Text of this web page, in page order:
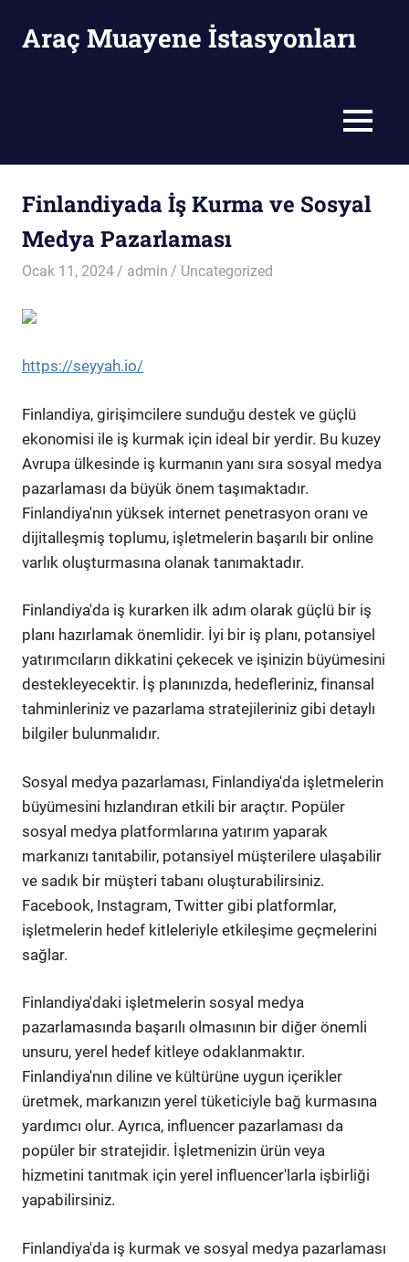
Araç Muayene İstasyonları
MENU
Finlandiyada İş Kurma ve Sosyal
Medya Pazarlaması
Ocak 11, 2024 admin Uncategorized
https://seyyah.io/
Finlandiya, girişimcilere sunduğu destek ve güçlü
ekonomisi ile iş kurmak için ideal bir yerdir. Bu kuzey
Avrupa ülkesinde iş kurmanın yanı sıra sosyal medya
pazarlaması da büyük önem taşımaktadır.
Finlandiya'nın yüksek internet penetrasyon oranı ve
dijitalleşmiş toplumu, işletmelerin başarılı bir online
varlık oluşturmasına olanak tanımaktadır.
Finlandiya'da iş kurarken ilk adım olarak güçlü bir iş
planı hazırlamak önemlidir. İyi bir iş planı, potansiyel
yatırımcıların dikkatini çekecek ve işinizin büyümesini
destekleyecektir. İş planınızda, hedefleriniz, finansal
tahminleriniz ve pazarlama stratejileriniz gibi detaylı
bilgiler bulunmalıdır.
Sosyal medya pazarlaması, Finlandiya'da işletmelerin
büyümesini hızlandıran etkili bir araçtır. Popüler
sosyal medya platformlarına yatırım yaparak
markanızı tanıtabilir, potansiyel müşterilere ulaşabilir
ve sadık bir müşteri tabanı oluşturabilirsiniz.
Facebook, Instagram, Twitter gibi platformlar,
işletmelerin hedef kitleleriyle etkileşime geçmelerini
sağlar.
Finlandiya'daki işletmelerin sosyal medya
pazarlamasında başarılı olmasının bir diğer önemli
unsuru, yerel hedef kitleye odaklanmaktır.
Finlandiya'nın diline ve kültürüne uygun içerikler
üretmek, markanızın yerel tüketiciyle bağ kurmasına
yardımcı olur. Ayrıca, influencer pazarlaması da
popüler bir stratejidir. İşletmenizin ürün veya
hizmetini tanıtmak için yerel influencer'larla işbirliği
yapabilirsiniz.
Finlandiya'da iş kurmak ve sosyal medya pazarlaması